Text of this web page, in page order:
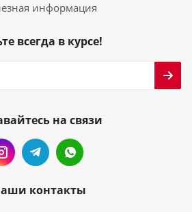
информация
всегда в курсе!
на связи
контакты